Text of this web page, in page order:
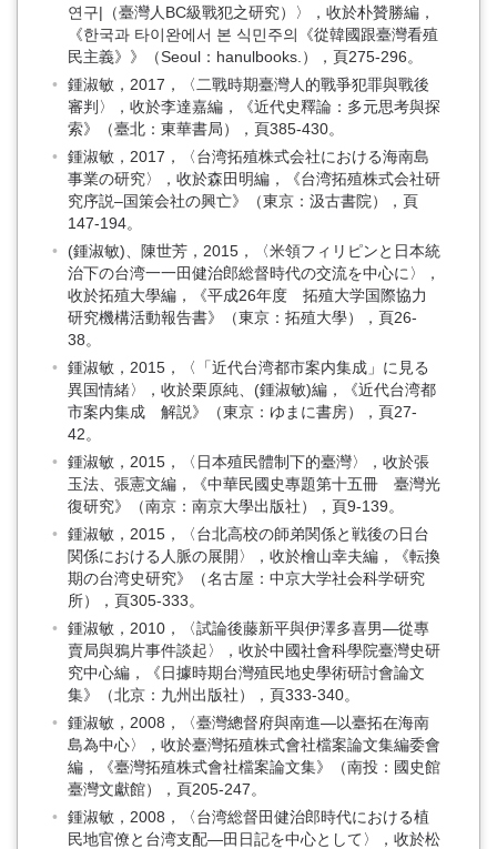
연구|（臺灣人BC級戰犯之研究）〉，收於朴贊勝編，
《한국과 타이완에서 본 식민주의《從韓國跟臺灣看殖
民主義》》（Seoul：hanulbooks.），頁275-296。
鍾淑敏，2017，〈二戰時期臺灣人的戰爭犯罪與戰後
審判〉，收於李達嘉編，《近代史釋論：多元思考與探
索》（臺北：東華書局），頁385-430。
鍾淑敏，2017，〈台湾拓殖株式会社における海南島
事業の研究〉，收於森田明編，《台湾拓殖株式会社研
究序説–国策会社の興亡》（東京：汲古書院），頁
147-194。
(鍾淑敏)、陳世芳，2015，〈米領フィリピンと日本統
治下の台湾一一田健治郎総督時代の交流を中心に〉，
收於拓殖大學編，《平成26年度 拓殖大学国際協力
研究機構活動報告書》（東京：拓殖大學），頁26-
38。
鍾淑敏，2015，〈「近代台湾都市案内集成」に見る
異国情緒〉，收於栗原純、(鍾淑敏)編，《近代台湾都
市案内集成 解説》（東京：ゆまに書房），頁27-
42。
鍾淑敏，2015，〈日本殖民體制下的臺灣〉，收於張
玉法、張憲文編，《中華民國史專題第十五冊 臺灣光
復研究》（南京：南京大學出版社），頁9-139。
鍾淑敏，2015，〈台北高校の師弟関係と戦後の日台
関係における人脈の展開〉，收於檜山幸夫編，《転換
期の台湾史研究》（名古屋：中京大学社会科学研究
所），頁305-333。
鍾淑敏，2010，〈試論後藤新平與伊澤多喜男—從專
賣局與鴉片事件談起〉，收於中國社會科學院臺灣史研
究中心編，《日據時期台灣殖民地史學術研討會論文
集》（北京：九州出版社），頁333-340。
鍾淑敏，2008，〈臺灣總督府與南進—以臺拓在海南
島為中心〉，收於臺灣拓殖株式會社檔案論文集編委會
編，《臺灣拓殖株式會社檔案論文集》（南投：國史館
臺灣文獻館），頁205-247。
鍾淑敏，2008，〈台湾総督田健治郎時代における植
民地官僚と台湾支配—田日記を中心として〉，收於松